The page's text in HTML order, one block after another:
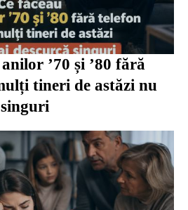
’70 și ’80 fără
tineri de astăzi nu